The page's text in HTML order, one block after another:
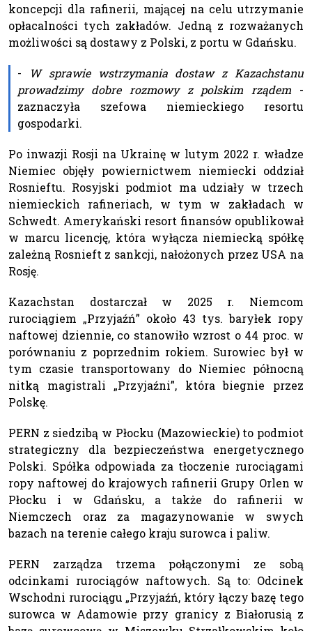
koncepcji dla rafinerii, mającej na celu utrzymanie
opłacalności tych zakładów. Jedną z rozważanych
możliwości są dostawy z Polski, z portu w Gdańsku.
-
W sprawie wstrzymania dostaw z Kazachstanu
prowadzimy dobre rozmowy z polskim rządem -
zaznaczyła szefowa niemieckiego resortu
gospodarki.
Po inwazji Rosji na Ukrainę w lutym 2022 r. władze
Niemiec objęły powiernictwem niemiecki oddział
Rosnieftu. Rosyjski podmiot ma udziały w trzech
niemieckich rafineriach, w tym w zakładach w
Schwedt. Amerykański resort finansów opublikował
w marcu licencję, która wyłącza niemiecką spółkę
zależną Rosnieft z sankcji, nałożonych przez USA na
Rosję.
Kazachstan dostarczał w 2025 r. Niemcom
rurociągiem „Przyjaźń” około 43 tys. baryłek ropy
naftowej dziennie, co stanowiło wzrost o 44 proc. w
porównaniu z poprzednim rokiem. Surowiec był w
tym czasie transportowany do Niemiec północną
nitką magistrali „Przyjaźni”, która biegnie przez
Polskę.
PERN z siedzibą w Płocku (Mazowieckie) to podmiot
strategiczny dla bezpieczeństwa energetycznego
Polski. Spółka odpowiada za tłoczenie rurociągami
ropy naftowej do krajowych rafinerii Grupy Orlen w
Płocku i w Gdańsku, a także do rafinerii w
Niemczech oraz za magazynowanie w swych
bazach na terenie całego kraju surowca i paliw.
PERN zarządza trzema połączonymi ze sobą
odcinkami rurociągów naftowych. Są to: Odcinek
Wschodni rurociągu „Przyjaźń, który łączy bazę tego
surowca w Adamowie przy granicy z Białorusią z